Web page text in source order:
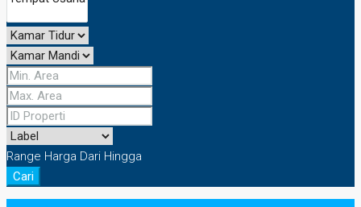
Range Harga Dari Hingga
Cari